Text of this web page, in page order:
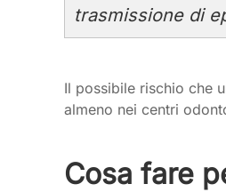
trasmissione di
Il possibile rischio che
almeno nei centri
Cosa fare